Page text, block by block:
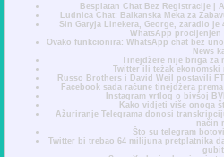
Besplatan Chat Bez Registracije |
Ludnica Chat: Balkanska Meka za
Sin Garyja Linekera, George, zaradio
WhatsApp
Ovako funkcionira: WhatsApp chat bez
News
Tinejdžere nije briga za
Twitter ili težak ekonomski
Russo Brothers i David Weil postavili
Facebook sada račune tinejdžera
Instagram vrtlog o bivšoj
Kako vidjeti više onoga
Ažuriranje Telegrama donosi
način
Što su telegram
Twitter bi trebao 64 milijuna pretplatnika